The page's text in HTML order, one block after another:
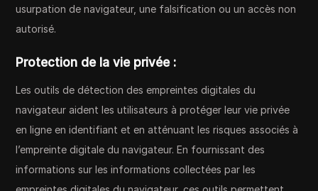
usurpation de navigateur, une falsification ou un accès non
autorisé.
Protection de la vie privée :
Les outils de détection des empreintes digitales du
navigateur aident les utilisateurs à protéger leur vie privée
en ligne en identifiant et en atténuant les risques associés à
l’empreinte digitale du navigateur. En fournissant des
informations sur les informations collectées par les